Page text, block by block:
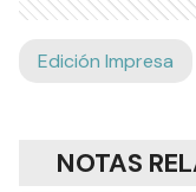
Edición Impresa
NOTAS